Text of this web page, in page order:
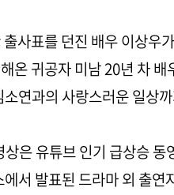
사표를 던진 배우 이상우
온 귀공자 미남 20년 차
연과의 사랑스러운 일상
상은 유튜브 인기 급상승
서 발표된 드라마 외 출연